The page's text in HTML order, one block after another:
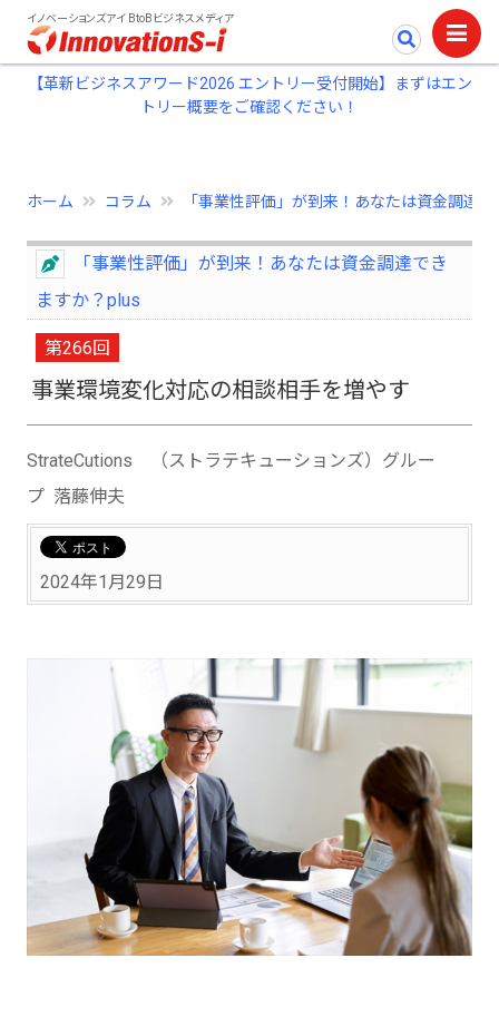
イノベーションズアイ BtoBビジネスメディア
【革新ビジネスアワード2026 エントリー受付開始】まずはエン
トリー概要をご確認ください！
ホーム コラム 「事業性評価」が到来！あなたは資金調達で
「事業性評価」が到来！あなたは資金調達でき
ますか？plus
第266回
事業環境変化対応の相談相手を増やす
StrateCutions （ストラテキューションズ）グルー
プ 落藤伸夫
2024年1月29日